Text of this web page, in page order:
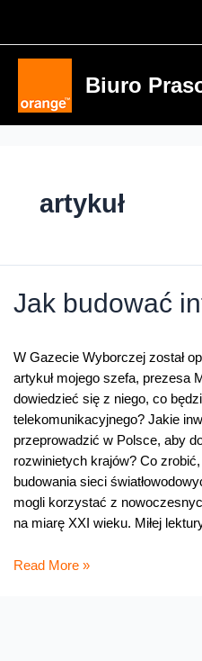
Biuro
artykuł
Jak budować
W Gazecie Wyborczej został
artykuł mojego szefa, prezesa
dowiedzieć się z niego, co
telekomunikacyjnego? Jakie
przeprowadzić w Polsce, aby
rozwinietych krajów? Co
budowania sieci
mogli korzystać z
na miarę XXI wieku. Miłej
Jak
Read More »